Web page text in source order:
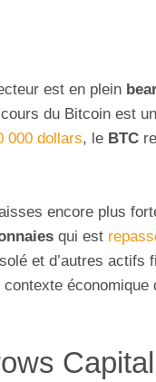
est en plein
du Bitcoin est
000 dollars, le BTC
encore plus
qui est
et d’autres actifs
économique